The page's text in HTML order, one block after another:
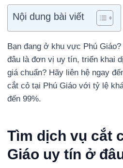
Nội dung bài viết
Bạn đang ở khu vực Phú
đâu là đơn vị uy tín, triển khai
giá chuẩn? Hãy liên hệ ngay
cắt cỏ tại Phú Giáo với tỷ lệ
đến 99%.
Tìm dịch vụ cắt
Giáo uy tín ở